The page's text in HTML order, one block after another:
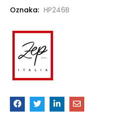
Oznaka: HP246B